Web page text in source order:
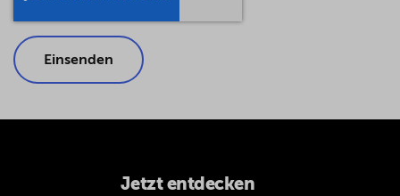
Jetzt entdecken